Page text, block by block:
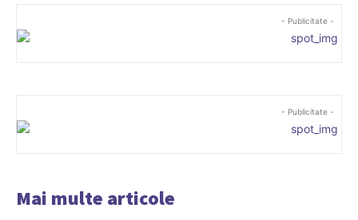
- Publicitate -
- Publicitate -
Mai multe articole